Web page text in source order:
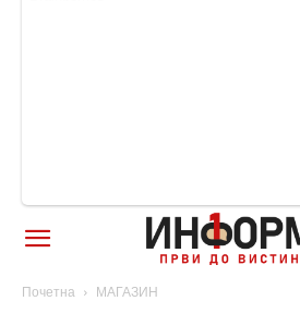
Почетна МАГАЗИН